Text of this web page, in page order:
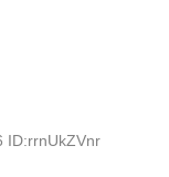
ID:rrnUkZVnr